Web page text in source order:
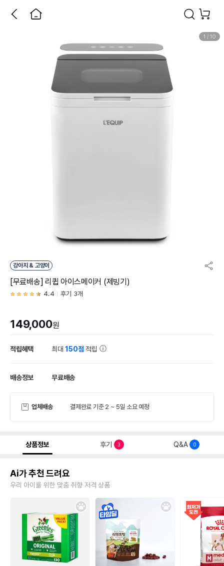
1 / 10
강아지 & 고양이
[무료배송] 리큅 아이스메이커 (제빙기)
4.4 후기 3개
149,000원
적립혜택 최대150점 적립
배송정보 무료배송
업체배송 결제완료 기준 2 ~ 5일 소요 예정
상품정보 후기 3 Q&A 0
Ai가 추천 드려요
우리 아이를 위한 맞춤 취향 저격 상품